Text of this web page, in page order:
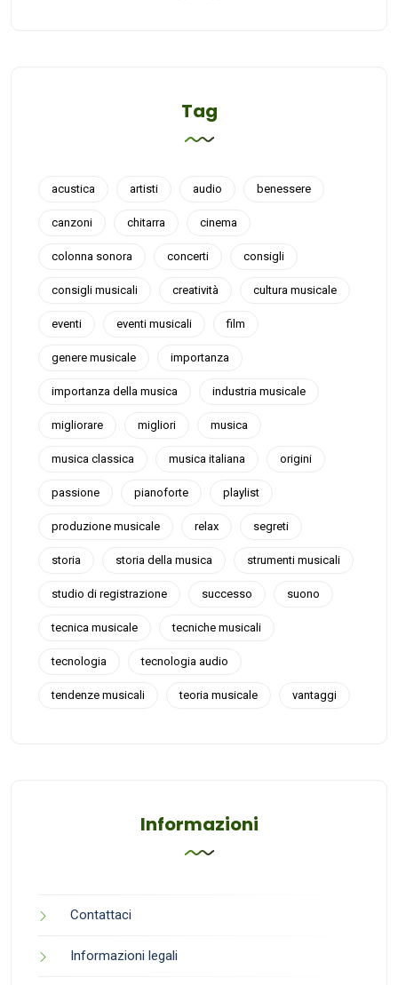
Tag
acustica artisti audio benessere
canzoni chitarra cinema
colonna sonora concerti consigli
consigli musicali creatività cultura musicale
eventi eventi musicali film
genere musicale importanza
importanza della musica industria musicale
migliorare migliori musica
musica classica musica italiana origini
passione pianoforte playlist
produzione musicale relax segreti
storia storia della musica strumenti musicali
studio di registrazione successo suono
tecnica musicale tecniche musicali
tecnologia tecnologia audio
tendenze musicali teoria musicale vantaggi
Informazioni
Contattaci
Informazioni legali